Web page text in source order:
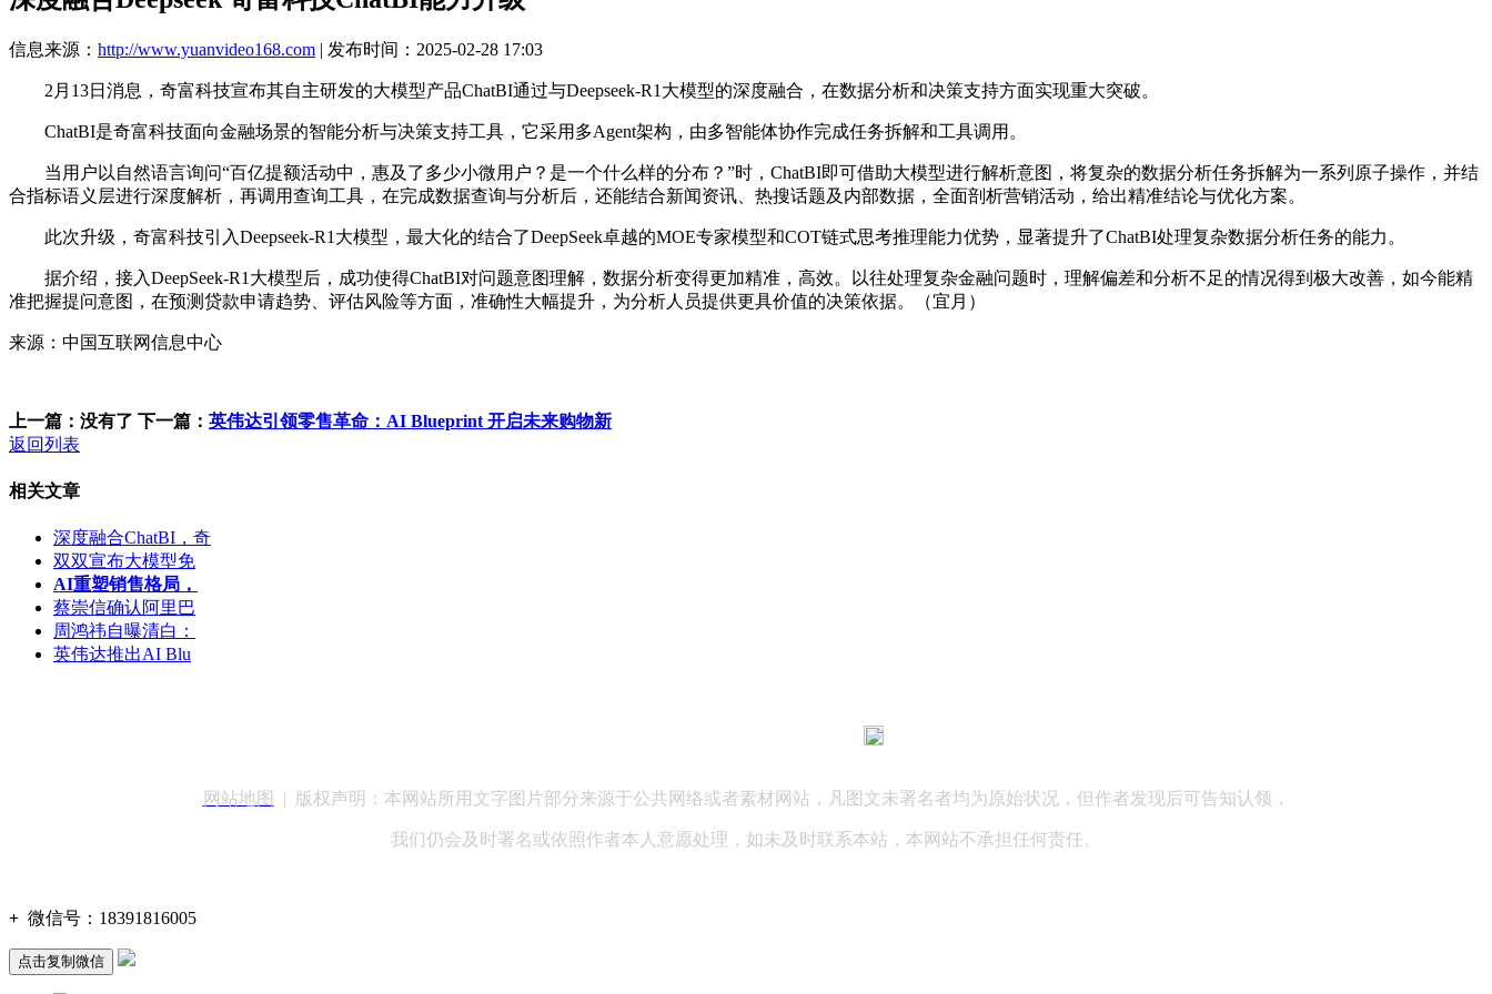
信息来源： http://www.yuanvideo168.com | 发布时间：2025-02-28 17:03
2月13日消息，奇富科技宣布其自主研发的大模型产品ChatBI通过与Deepseek-R1大模型的深度融合，在数据分析和决策支持方面实现重大突破。
ChatBI是奇富科技面向金融场景的智能分析与决策支持工具，它采用多Agent架构，由多智能体协作完成任务拆解和工具调用。
当用户以自然语言询问“百亿提额活动中，惠及了多少小微用户？是一个什么样的分布？”时，ChatBI即可借助大模型进行解析意图，将复杂的数据分析任务拆解为一系列原子操作，并结
合指标语义层进行深度解析，再调用查询工具，在完成数据查询与分析后，还能结合新闻资讯、热搜话题及内部数据，全面剖析营销活动，给出精准结论与优化方案。
此次升级，奇富科技引入Deepseek-R1大模型，最大化的结合了DeepSeek卓越的MOE专家模型和COT链式思考推理能力优势，显著提升了ChatBI处理复杂数据分析任务的能力。
据介绍，接入DeepSeek-R1大模型后，成功使得ChatBI对问题意图理解，数据分析变得更加精准，高效。以往处理复杂金融问题时，理解偏差和分析不足的情况得到极大改善，如今能精
准把握提问意图，在预测贷款申请趋势、评估风险等方面，准确性大幅提升，为分析人员提供更具价值的决策依据。（宜月）
来源：中国互联网信息中心
上一篇：没有了 下一篇： 英伟达引领零售革命：AI Blueprint 开启未来购物新
返回列表
相关文章
深度融合ChatBI，奇
双双宣布大模型免
AI重塑销售格局，
蔡崇信确认阿里巴
周鸿祎自曝清白：
英伟达推出AI Blu
网站地图 | 版权声明：本网站所用文字图片部分来源于公共网络或者素材网站，凡图文未署名者均为原始状况，但作者发现后可告知认领，
我们仍会及时署名或依照作者本人意愿处理，如未及时联系本站，本网站不承担任何责任。
+ 微信号： 18391816005
点击复制微信